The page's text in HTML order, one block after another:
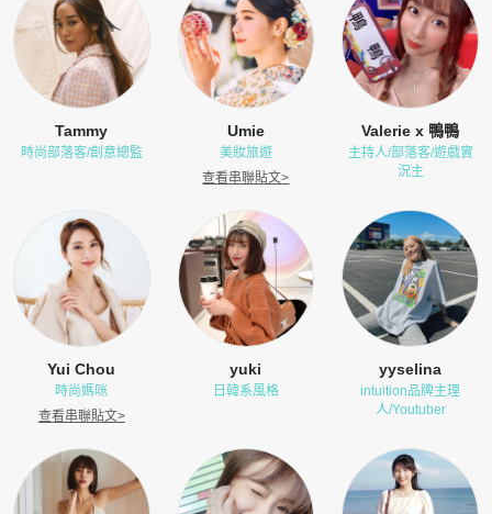
Tammy
時尚部落客/創意總監
Umie
美妝旅遊
查看串聯貼文>
Valerie x 鴨鴨
主持人/部落客/遊戲實
況主
Yui Chou
時尚媽咪
查看串聯貼文>
yuki
日韓系風格
yyselina
intuition品牌主理
人/Youtuber